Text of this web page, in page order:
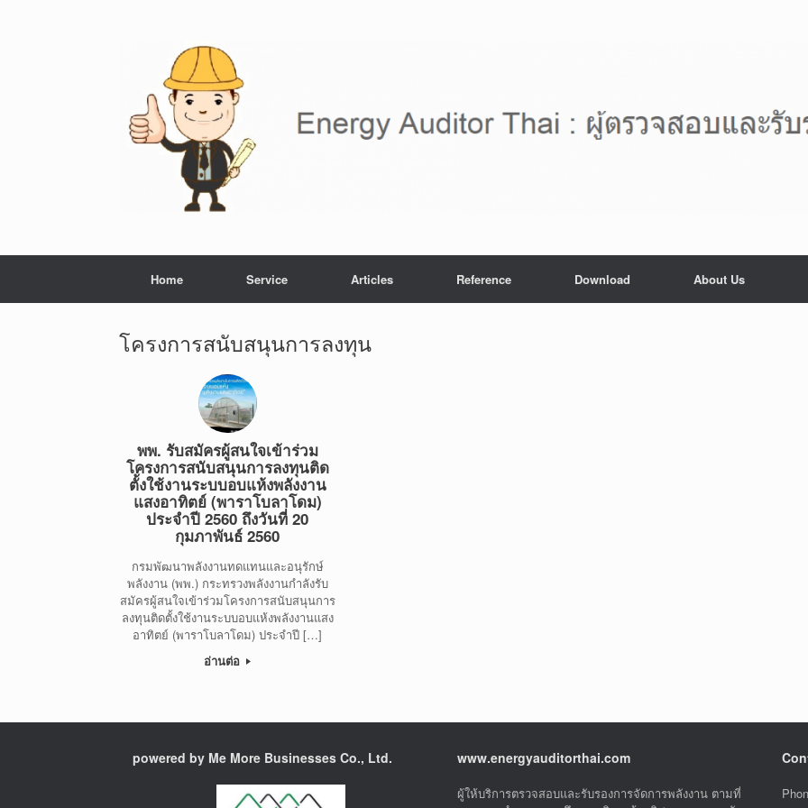
Home Service Articles Reference Download About Us
โครงการสนับสนุนการลงทุน
พพ. รับสมัครผู้สนใจเข้าร่วม
โครงการสนับสนุนการลงทุนติด
ตั้งใช้งานระบบอบแห้งพลังงาน
แสงอาทิตย์ (พาราโบลาโดม)
ประจำปี 2560 ถึงวันที่ 20
กุมภาพันธ์ 2560
กรมพัฒนาพลังงานทดแทนและอนุรักษ์
พลังงาน (พพ.) กระทรวงพลังงานกำลังรับ
สมัครผู้สนใจเข้าร่วมโครงการสนับสนุนการ
ลงทุนติดตั้งใช้งานระบบอบแห้งพลังงานแสง
อาทิตย์ (พาราโบลาโดม) ประจำปี […]
อ่านต่อ
powered by Me More Businesses Co., Ltd. www.energyauditorthai.com
ผู้ให้บริการตรวจสอบและรับรองการจัดการพลังงาน ตามที่